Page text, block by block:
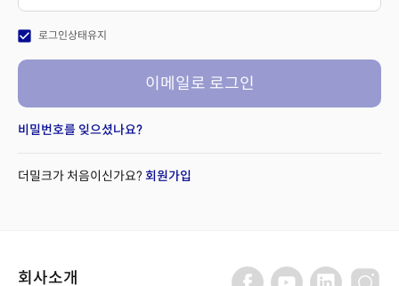
check_box 로그인상태유지
이메일로 로그인
비밀번호를 잊으셨나요?
더밀크가 처음이신가요? 회원가입
회사소개